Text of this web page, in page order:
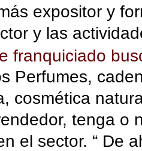
expositor y
y las
franquiciado
Perfumes,
cosmética
tenga o
el sector. “ De